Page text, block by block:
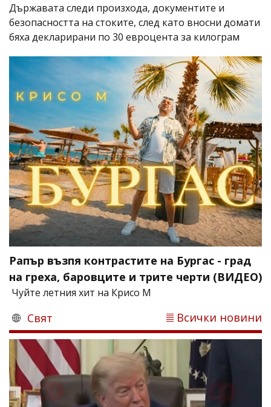
Държавата следи произхода, документите и
безопасността на стоките, след като вносни домати
бяха декларирани по 30 евроцента за килограм
Рапър възпя контрастите на Бургас - град
на греха, баровците и трите черти (ВИДЕО)
Чуйте летния хит на Крисо М
Свят Всички новини